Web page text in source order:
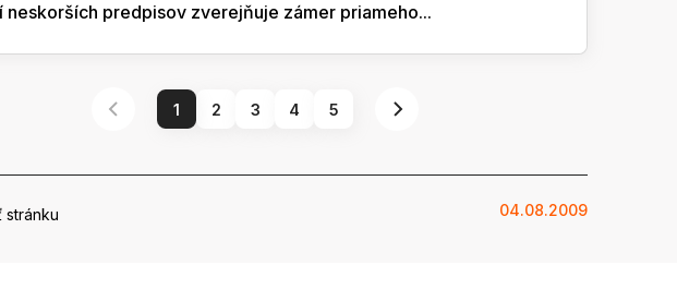
neskorších predpisov zverejňuje zámer priameho...
1 2 3 4 5
stránku 04.08.2009